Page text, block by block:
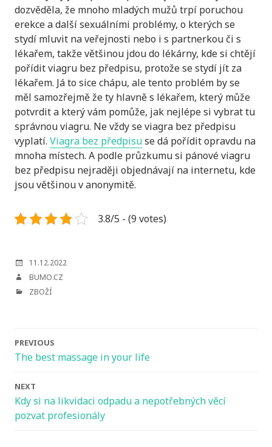
dozvěděla, že mnoho mladých mužů trpí poruchou
erekce a další sexuálními problémy, o kterých se
stydí mluvit na veřejnosti nebo i s partnerkou či s
lékařem, takže většinou jdou do lékárny, kde si chtějí
pořídit viagru bez předpisu, protože se stydí jít za
lékařem. Já to sice chápu, ale tento problém by se
měl samozřejmě že ty hlavně s lékařem, který může
potvrdit a který vám pomůže, jak nejlépe si vybrat tu
správnou viagru. Ne vždy se viagra bez předpisu
vyplatí. Viagra bez předpisuse dá pořídit opravdu na
mnoha místech. A podle průzkumu si pánové viagru
bez předpisu nejraději objednávají na internetu, kde
jsou většinou v anonymitě.
3.8/5 - (9 votes)
POSTED
11.12.2022
AUTHOR
BUMO.CZ
CATEGORIES
ZBOŽÍ
Post
navigation
PREVIOUS
The best massage in your life
NEXT
Kdy si na likvidaci odpadu a nepotřebných věcí
pozvat profesionály